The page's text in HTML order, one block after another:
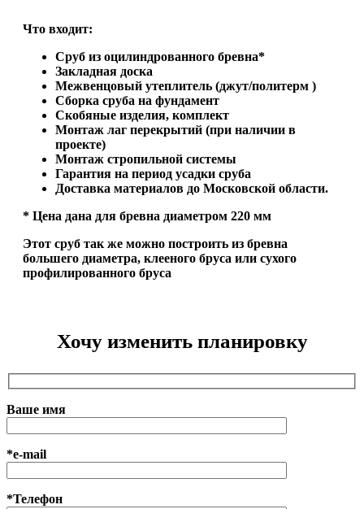
Что входит:
Сруб из оцилиндрованного бревна*
Закладная доска
Межвенцовый утеплитель (джут/политерм )
Сборка сруба на фундамент
Скобяные изделия, комплект
Монтаж лаг перекрытий (при наличии в
проекте)
Монтаж стропильной системы
Гарантия на период усадки сруба
Доставка материалов до Московской области.
* Цена дана для бревна диаметром 220 мм
Этот сруб так же можно построить из бревна
большего диаметра, клееного бруса или сухого
профилированного бруса
Хочу изменить планировку
Ваше имя
*e-mail
*Телефон